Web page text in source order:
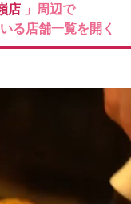
店 」周辺で
る店舗一覧を開く